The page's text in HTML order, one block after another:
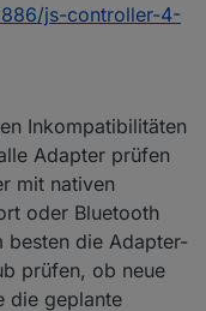
js-controller-4-
Inkompatibilitäten
Adapter prüfen
mit nativen
oder Bluetooth
besten die Adapter-
prüfen, ob neue
die geplante